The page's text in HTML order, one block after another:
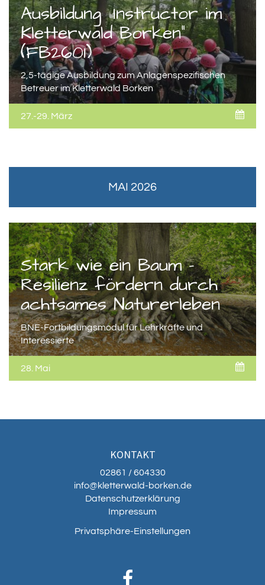
Ausbildung „Instructor im
Kletterwald Borken“
(FB2601)
2,5-tägige Ausbildung zum Anlagenspezifischen
Betreuer im Kletterwald Borken
27.-29. März
MAI 2026
Stark wie ein Baum –
Resilienz fördern durch
achtsames Naturerleben
BNE-Fortbildungsmodul für Lehrkräfte und
Interessierte
28. Mai
KONTAKT
02861 / 604330
info@kletterwald-borken.de
Datenschutzerklärung
Impressum
Privatsphäre-Einstellungen